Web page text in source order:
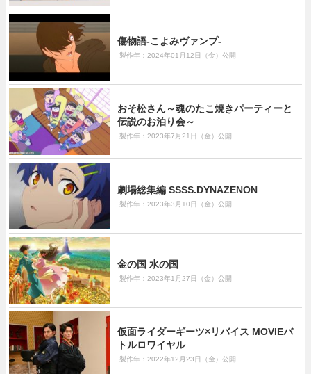
傷物語-こよみヴァンプ-
製作年：2024年01月12日（金）公開
おそ松さん～魂のたこ焼きパーティーと
伝説のお泊り会～
製作年：2023年7月21日（金）公開
劇場総集編 SSSS.DYNAZENON
製作年：2023年3月10日（金）公開
金の国 水の国
製作年：2023年1月27日（金）公開
仮面ライダーギーツ×リバイス MOVIEバ
トルロワイヤル
製作年：2022年12月23日（金）公開